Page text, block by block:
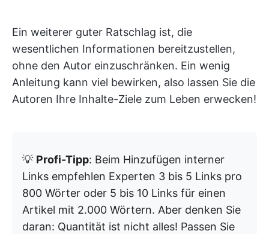
Ein weiterer guter Ratschlag ist, die
wesentlichen Informationen bereitzustellen,
ohne den Autor einzuschränken. Ein wenig
Anleitung kann viel bewirken, also lassen Sie die
Autoren Ihre Inhalte-Ziele zum Leben erwecken!
💡 Profi-Tipp: Beim Hinzufügen interner
Links empfehlen Experten 3 bis 5 Links pro
800 Wörter oder 5 bis 10 Links für einen
Artikel mit 2.000 Wörtern. Aber denken Sie
daran: Quantität ist nicht alles! Passen Sie